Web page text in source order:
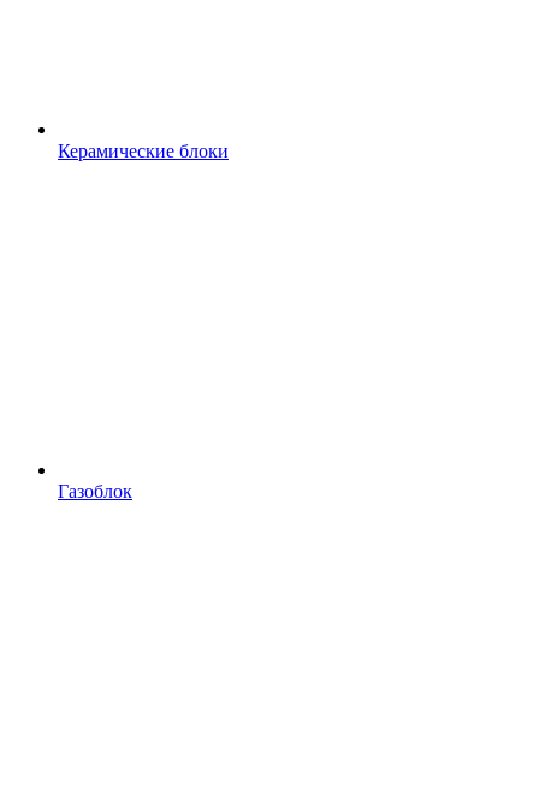
Керамические блоки
Газоблок